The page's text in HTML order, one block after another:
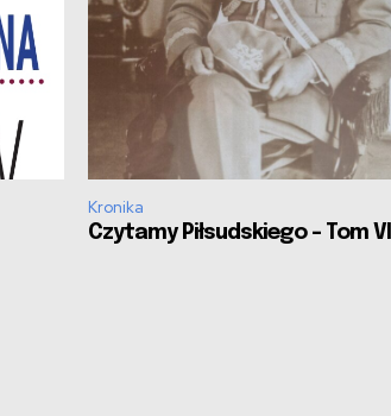
Kronika
Czytamy Piłsudskiego – Tom VIII